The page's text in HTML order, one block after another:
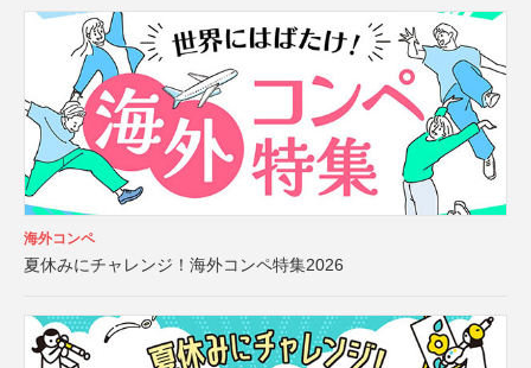
海外コンペ
夏休みにチャレンジ！海外コンペ特集2026